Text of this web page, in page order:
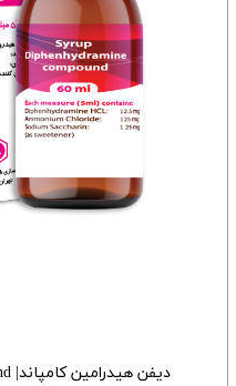
دیفن هیدرامین کامپاند| Diphenhydramine Compound